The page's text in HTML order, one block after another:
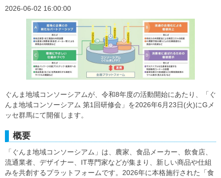
2026-06-02 16:00:00
ぐんま地域コンソーシアムが、令和8年度の活動開始にあたり、「ぐ
んま地域コンソーシアム 第1回研修会」を2026年6月23日(火)にGメ
ッセ群馬にて開催します。
概要
「ぐんま地域コンソーシアム」は、農家、食品メーカー、飲食店、
流通業者、デザイナー、IT専門家などが集まり、新しい商品や仕組
みを共創するプラットフォームです。2026年に本格施行された「食